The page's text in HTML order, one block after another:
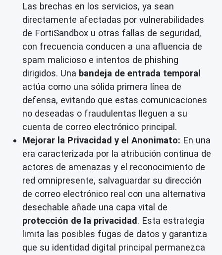
Las brechas en los servicios, ya sean
directamente afectadas por vulnerabilidades
de FortiSandbox u otras fallas de seguridad,
con frecuencia conducen a una afluencia de
spam malicioso e intentos de phishing
dirigidos. Una bandeja de entrada temporal
actúa como una sólida primera línea de
defensa, evitando que estas comunicaciones
no deseadas o fraudulentas lleguen a su
cuenta de correo electrónico principal.
Mejorar la Privacidad y el Anonimato: En una
era caracterizada por la atribución continua de
actores de amenazas y el reconocimiento de
red omnipresente, salvaguardar su dirección
de correo electrónico real con una alternativa
desechable añade una capa vital de
protección de la privacidad . Esta estrategia
limita las posibles fugas de datos y garantiza
que su identidad digital principal permanezca